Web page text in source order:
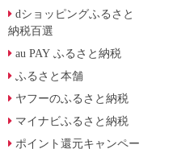
dショッピングふるさと
納税百選
au PAY ふるさと納税
ふるさと本舗
ヤフーのふるさと納税
マイナビふるさと納税
ポイント還元キャンペー